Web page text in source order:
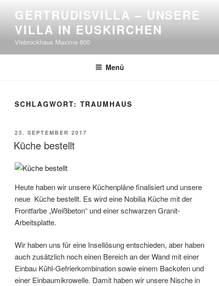
Inhalt
springen
GERTRUDISVILLA – UNSERE
VILLA IN EUSKIRCHEN
Viebrockhaus Maxime 800
Menü
SCHLAGWORT: TRAUMHAUS
VERÖFFENTLICHT
AM
23. SEPTEMBER 2017
Küche bestellt
Heute haben wir unsere Küchenpläne finalisiert und unsere
neue Küche bestellt. Es wird eine Nobilia Küche mit der
Frontfarbe „Weißbeton“ und einer schwarzen Granit-
Arbeitsplatte.
Wir haben uns für eine Insellösung entschieden, aber haben
auch zusätzlich noch einen Bereich an der Wand mit einer
Einbau Kühl-Gefrierkombination sowie einem Backofen und
einer Einbaumikrowelle. Damit haben wir unsere Nische in